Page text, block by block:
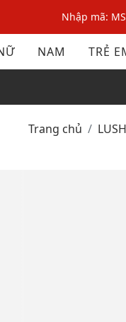
Nhập mã:
Nhập mã
Nhập mã:
NAM TRẺ
Trang chủ LUSH